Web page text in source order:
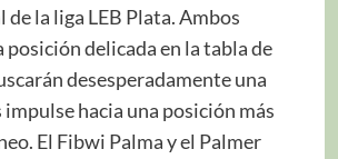
de la liga LEB Plata. Ambos
posición delicada en la tabla de
desesperadamente una
hacia una posición más
El Fibwi Palma y el Palmer